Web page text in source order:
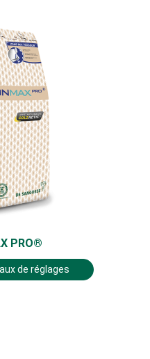
PRO®
de réglages